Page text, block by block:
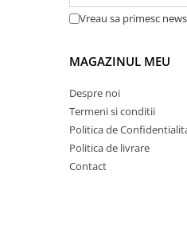
Vreau sa primesc
MAGAZINUL MEU
Despre noi
Termeni si conditii
Politica de
Politica de livrare
Contact